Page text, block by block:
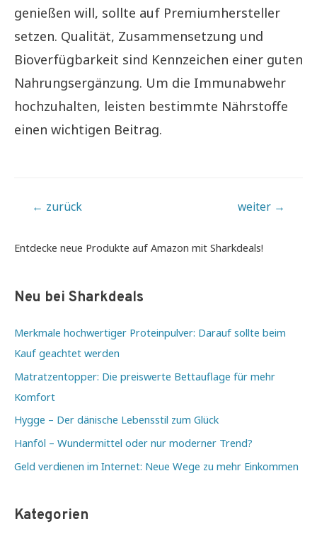
genießen will, sollte auf Premiumhersteller
setzen. Qualität, Zusammensetzung und
Bioverfügbarkeit sind Kennzeichen einer guten
Nahrungsergänzung. Um die Immunabwehr
hochzuhalten, leisten bestimmte Nährstoffe
einen wichtigen Beitrag.
Beitragsnavigation
← zurück weiter →
Entdecke neue Produkte auf Amazon mit Sharkdeals!
Neu bei Sharkdeals
Merkmale hochwertiger Proteinpulver: Darauf sollte beim
Kauf geachtet werden
Matratzentopper: Die preiswerte Bettauflage für mehr
Komfort
Hygge – Der dänische Lebensstil zum Glück
Hanföl – Wundermittel oder nur moderner Trend?
Geld verdienen im Internet: Neue Wege zu mehr Einkommen
Kategorien